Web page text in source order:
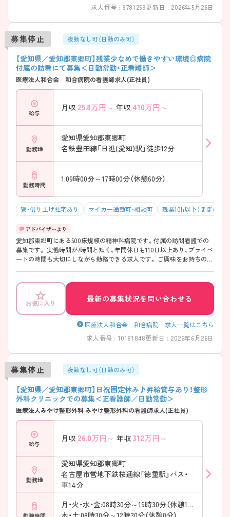
求人番号 : 9781259更新日 : 2026年5月26日
募集停止 夜勤なし可（日勤のみ可）
【愛知県／愛知郡東郷町】残業少なめで働きやすい環境◎病院
付属の訪看にて募集＜日勤常勤・正看護師＞
医療法人和合会 和合病院の看護師求人(正社員)
給与
月収 25.8万円～ 年収 410万円～
勤務地
愛知県愛知郡東郷町
名鉄豊田線「日進(愛知)駅」徒歩12分
勤務時間
1:09時00分～17時00分（休憩60分）
寮・借り上げ社宅あり マイカー通勤可・相談可 残業10h以下（ほぼなし）
愛知郡東郷町にある500床規模の精神科病院です。付属の訪問看護での
募集です。 実働時間が7時間と短く、年間休日も110日以上あり、プライベ
ートの時間も大切にしながら勤務できる求人です。 ご興味をお持ちの方
お気に入り 最新の募集状況を問い合わせる
医療法人和合会 和合病院 求人一覧はこちら
求人番号 : 10181848更新日 : 2026年6月26日
募集停止 夜勤なし可（日勤のみ可）
【愛知県／愛知郡東郷町】日祝固定休み♪昇給賞与あり！整形
外科クリニックでの募集＜正看護師／日勤常勤＞
医療法人みやけ整形外科 みやけ整形外科の看護師求人(正社員)
給与
月収 26.0万円～ 年収 312万円～
勤務地
愛知県愛知郡東郷町
名古屋市営地下鉄桜通線「徳重駅」バス・
車14分
勤務時間
月・火・水・金:08時30分～19時30分（休憩180分）
木・土:08時30分～12時30分（休憩0分）